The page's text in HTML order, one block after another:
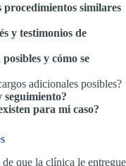
procedimientos similares
y testimonios de
y cómo se
adicionales posibles?
seguimiento?
para mi caso?
que la clínica le entregue